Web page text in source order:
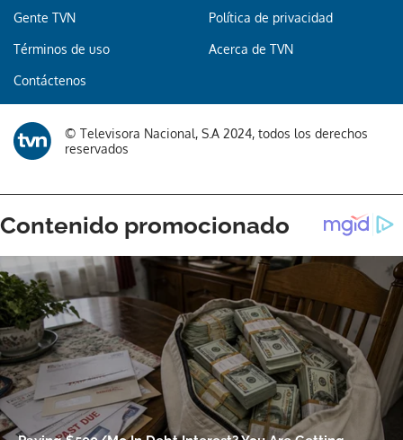
Gente TVN Política de privacidad
Términos de uso Acerca de TVN
Contáctenos
© Televisora Nacional, S.A 2024, todos los derechos
reservados